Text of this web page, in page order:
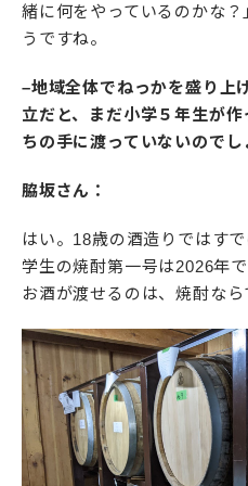
緒に何をやっているのかな
うですね。
–地域全体でねっかを盛り上
立だと、まだ小学５年生が
ちの手に渡っていないのでし
脇坂さん：
はい。18歳の酒造りではす
学生の焼酎第一号は2026年
お酒が渡せるのは、焼酎なら